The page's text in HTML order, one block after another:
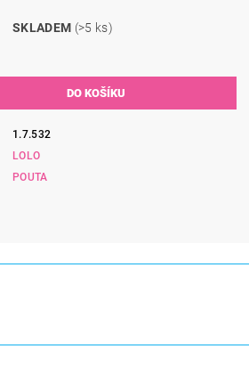
SKLADEM (>5 ks)
1.7.532
LOLO
POUTA